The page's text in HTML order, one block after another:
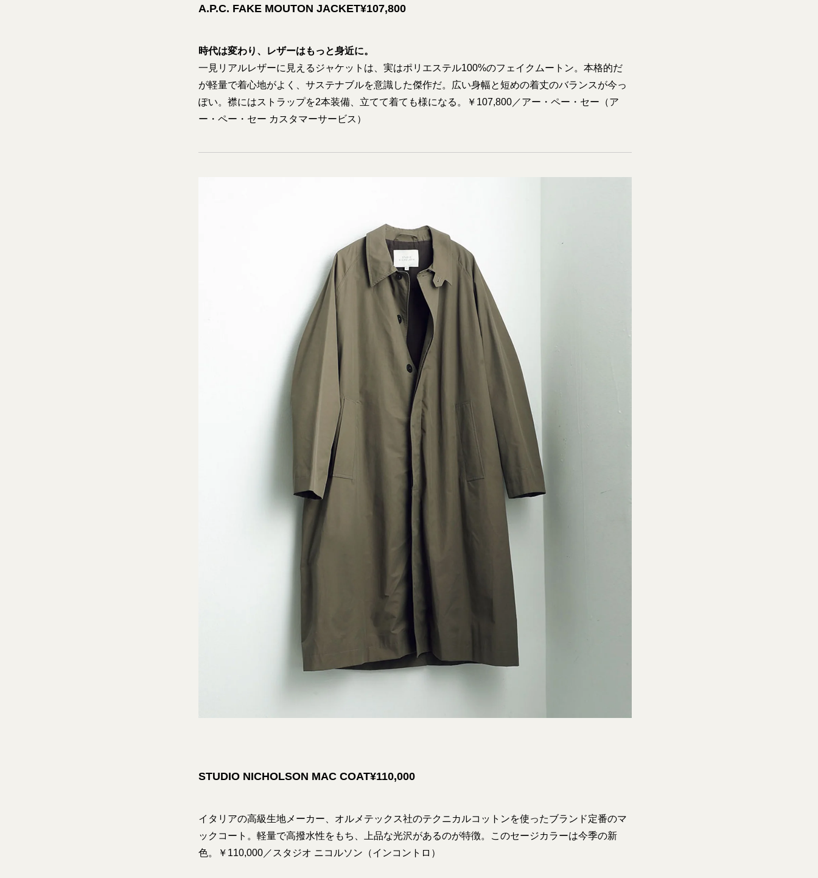
A.P.C. FAKE MOUTON JACKET¥107,800
時代は変わり、レザーはもっと身近に。
一見リアルレザーに見えるジャケットは、実はポリエステル100%のフェイクムートン。本格的だ
が軽量で着心地がよく、サステナブルを意識した傑作だ。広い身幅と短めの着丈のバランスが今っ
ぽい。襟にはストラップを2本装備、立てて着ても様になる。￥107,800／アー・ペー・セー（ア
ー・ペー・セー カスタマーサービス）
STUDIO NICHOLSON MAC COAT¥110,000
イタリアの高級生地メーカー、オルメテックス社のテクニカルコットンを使ったブランド定番のマ
ックコート。軽量で高撥水性をもち、上品な光沢があるのが特徴。このセージカラーは今季の新
色。￥110,000／スタジオ ニコルソン（インコントロ）